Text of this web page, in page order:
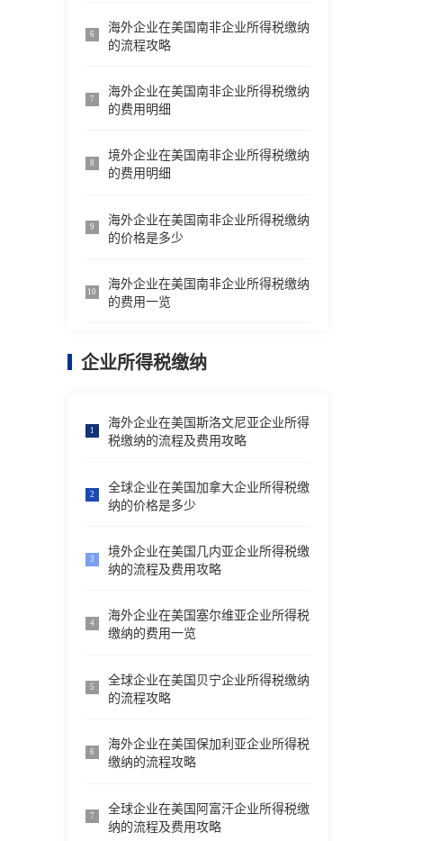
6
海外企业在美国南非企业所得税缴纳
的流程攻略
7
海外企业在美国南非企业所得税缴纳
的费用明细
8
境外企业在美国南非企业所得税缴纳
的费用明细
9
海外企业在美国南非企业所得税缴纳
的价格是多少
10
海外企业在美国南非企业所得税缴纳
的费用一览
企业所得税缴纳
1
海外企业在美国斯洛文尼亚企业所得
税缴纳的流程及费用攻略
2
全球企业在美国加拿大企业所得税缴
纳的价格是多少
3
境外企业在美国几内亚企业所得税缴
纳的流程及费用攻略
4
海外企业在美国塞尔维亚企业所得税
缴纳的费用一览
5
全球企业在美国贝宁企业所得税缴纳
的流程攻略
6
海外企业在美国保加利亚企业所得税
缴纳的流程攻略
7
全球企业在美国阿富汗企业所得税缴
纳的流程及费用攻略